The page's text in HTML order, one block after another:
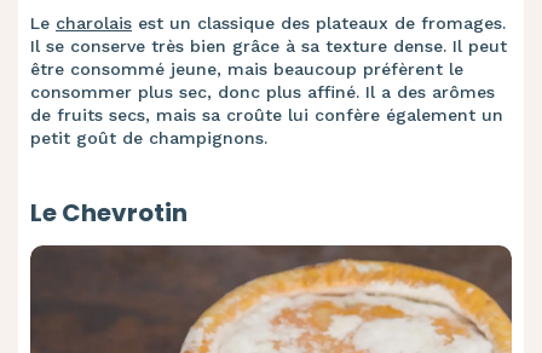
Le charolais est un classique des plateaux de fromages.
Il se conserve très bien grâce à sa texture dense. Il peut
être consommé jeune, mais beaucoup préfèrent le
consommer plus sec, donc plus affiné. Il a des arômes
de fruits secs, mais sa croûte lui confère également un
petit goût de champignons.
Le Chevrotin